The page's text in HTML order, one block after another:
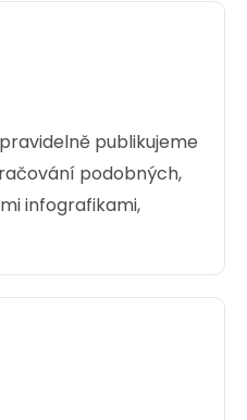
ihned
publikujeme
podobných,
infografikami,